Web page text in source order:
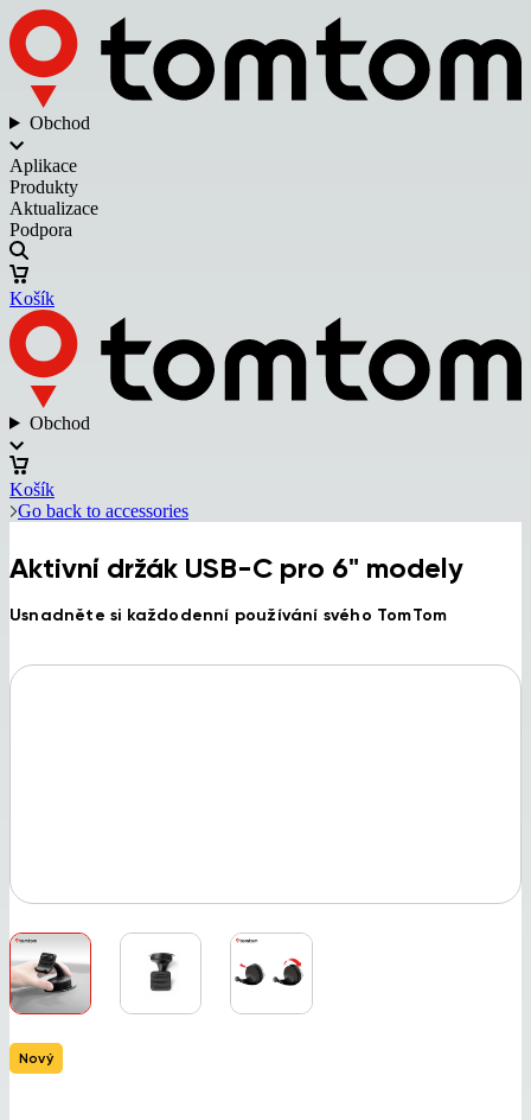
Obchod
Aplikace
Produkty
Aktualizace
Podpora
Košík
Obchod
Košík
Go back to accessories
Aktivní držák USB-C pro 6" modely
Usnadněte si každodenní používání svého TomTom
Nový